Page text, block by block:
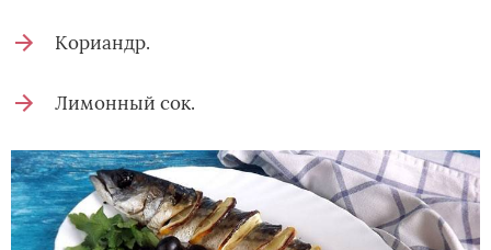
Кориандр.
Лимонный сок.